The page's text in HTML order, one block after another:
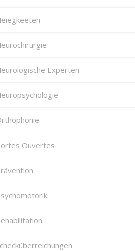
Experten
Ouvertes